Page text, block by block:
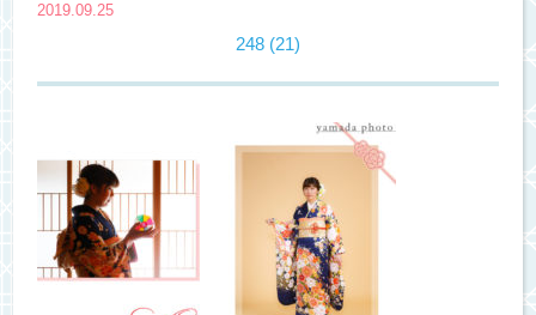
2019.09.25
248 (21)